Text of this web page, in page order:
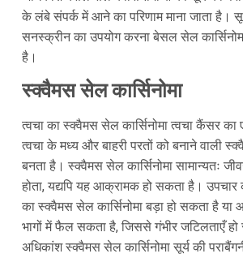
के लंबे संपर्क में आने का परिणाम माना जाता है।
सनस्क्रीन का उपयोग करना बेसल सेल
है।
स्क्वैमस सेल कार्सिनोमा
त्वचा का स्क्वैमस सेल कार्सिनोमा त्वचा कैंसर
त्वचा के मध्य और बाहरी परतों को बनाने वाली
बनता है। स्क्वैमस सेल कार्सिनोमा सामान्यतः
होता, यद्यपि यह आक्रामक हो सकता है। उपचार
का स्क्वैमस सेल कार्सिनोमा बड़ा हो सकता है
भागों में फैल सकता है, जिससे गंभीर जटिलताएँ
अधिकांश स्क्वैमस सेल कार्सिनोमा सूर्य की